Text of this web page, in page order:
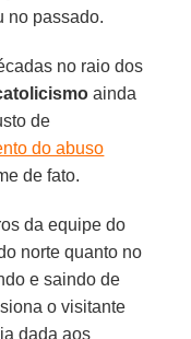
no passado.
no raio dos
ainda
de
do abuso
de fato.
da equipe do
norte quanto no
e saindo de
o visitante
dada aos